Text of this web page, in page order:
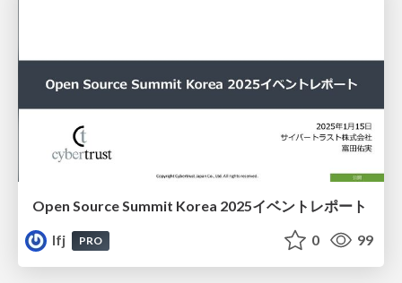
Open Source Summit Korea 2025イベントレポート
lfj
PRO 0 99